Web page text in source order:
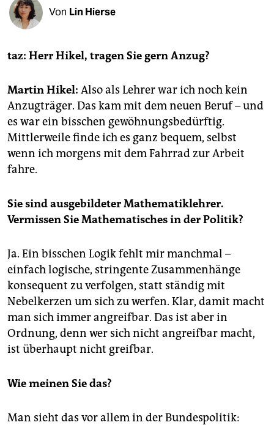
fragen & hilfe
abo
genossenschaft
epaper login
Von Lin Hierse
taz: Herr Hikel, tragen Sie gern Anzug?
Martin Hikel: Also als Lehrer war ich noch kein
Anzugträger. Das kam mit dem neuen Beruf – und
es war ein bisschen gewöhnungsbedürftig.
Mittlerweile finde ich es ganz bequem, selbst
wenn ich morgens mit dem Fahrrad zur Arbeit
fahre.
Sie sind ausgebildeter Mathematiklehrer.
Vermissen Sie Mathematisches in der Politik?
Ja. Ein bisschen Logik fehlt mir manchmal –
einfach logische, stringente Zusammenhänge
konsequent zu verfolgen, statt ständig mit
Nebelkerzen um sich zu werfen. Klar, damit macht
man sich immer angreifbar. Das ist aber in
Ordnung, denn wer sich nicht angreifbar macht,
ist überhaupt nicht greifbar.
Wie meinen Sie das?
Man sieht das vor allem in der Bundespolitik: